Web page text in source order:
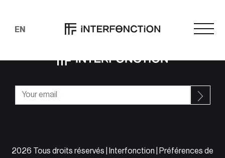
EN Rechercher
2026 Tous droits réservés | Interfonction |
Préférences de